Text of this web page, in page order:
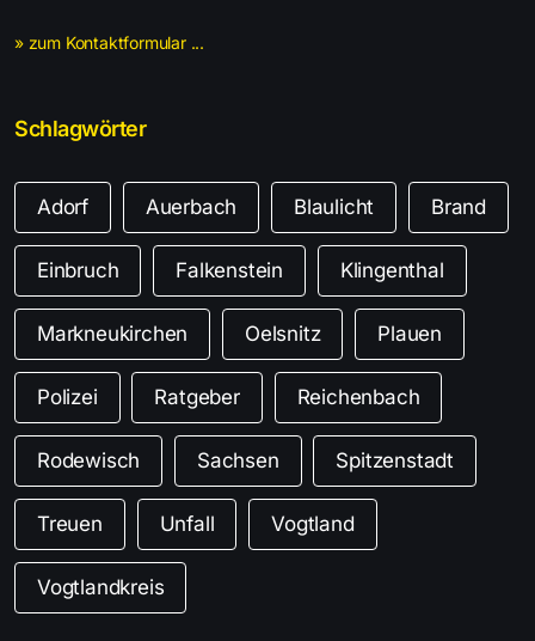
» zum Kontaktformular ...
Schlagwörter
Adorf Auerbach Blaulicht Brand
Einbruch Falkenstein Klingenthal
Markneukirchen Oelsnitz Plauen
Polizei Ratgeber Reichenbach
Rodewisch Sachsen Spitzenstadt
Treuen Unfall Vogtland
Vogtlandkreis